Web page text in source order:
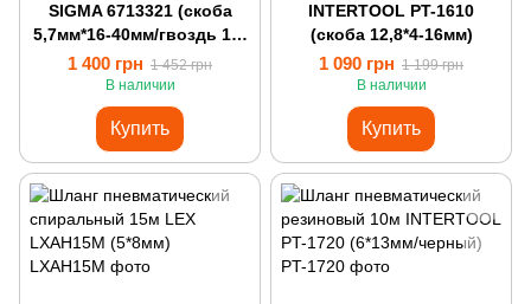
SIGMA 6713321 (скоба
5,7мм*16-40мм/гвоздь 10-
50мм)
1 400 грн 1 452 грн
В наличии
Купить
INTERTOOL PT-1610
(скоба 12,8*4-16мм)
1 090 грн 1 199 грн
В наличии
Купить